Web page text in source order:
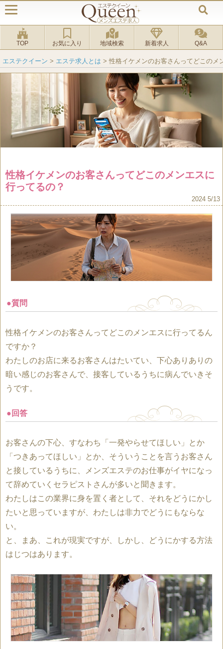
TOP お気に入り 地域検索 新着求人 Q&A
エステクイーン > エステ求人とは > 性格イケメンのお客さんってどこのメ
性格イケメンのお客さんってどこのメンエスに
行ってるの？
2024 5/13
●質問
性格イケメンのお客さんってどこのメンエスに行ってるん
ですか？
わたしのお店に来るお客さんはたいてい、下心ありありの
暗い感じのお客さんで、接客しているうちに病んでいきそ
うです。
●回答
お客さんの下心、すなわち「一発やらせてほしい」とか
「つきあってほしい」とか、そういうことを言うお客さん
と接しているうちに、メンズエステのお仕事がイヤになっ
て辞めていくセラピストさんが多いと聞きます。
わたしはこの業界に身を置く者として、それをどうにかし
たいと思っていますが、わたしは非力でどうにもならな
い。
と、まあ、これが現実ですが、しかし、どうにかする方法
はじつはあります。